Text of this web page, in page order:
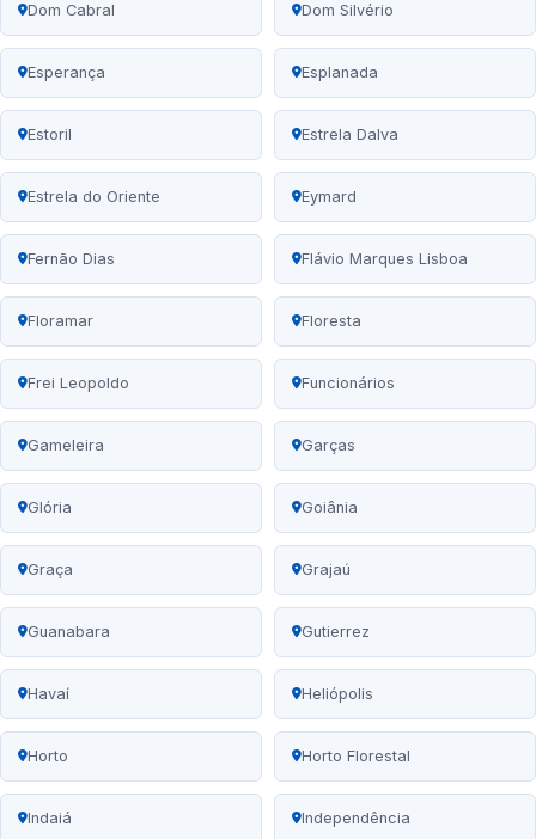
Dom Cabral Dom Silvério
Esperança Esplanada
Estoril Estrela Dalva
Estrela do Oriente Eymard
Fernão Dias Flávio Marques Lisboa
Floramar Floresta
Frei Leopoldo Funcionários
Gameleira Garças
Glória Goiânia
Graça Grajaú
Guanabara Gutierrez
Havaí Heliópolis
Horto Horto Florestal
Indaiá Independência